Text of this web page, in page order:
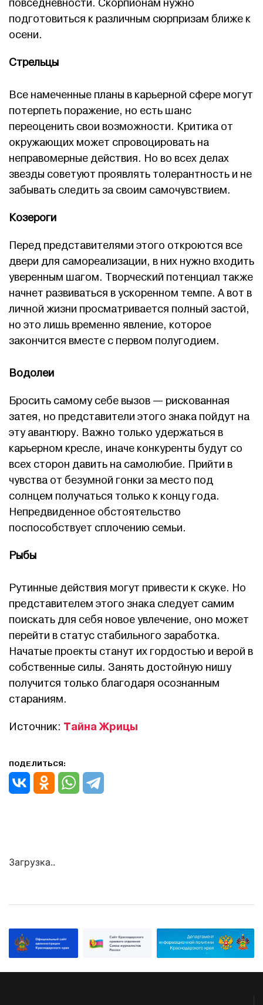
повседневности. Скорпионам нужно
подготовиться к различным сюрпризам ближе к
осени.
Стрельцы
Все намеченные планы в карьерной сфере могут
потерпеть поражение, но есть шанс
переоценить свои возможности. Критика от
окружающих может спровоцировать на
неправомерные действия. Но во всех делах
звезды советуют проявлять толерантность и не
забывать следить за своим самочувствием.
Козероги
Перед представителями этого откроются все
двери для самореализации, в них нужно входить
уверенным шагом. Творческий потенциал также
начнет развиваться в ускоренном темпе. А вот в
личной жизни просматривается полный застой,
но это лишь временно явление, которое
закончится вместе с первом полугодием.
Водолеи
Бросить самому себе вызов — рискованная
затея, но представители этого знака пойдут на
эту авантюру. Важно только удержаться в
карьерном кресле, иначе конкуренты будут со
всех сторон давить на самолюбие. Прийти в
чувства от безумной гонки за место под
солнцем получаться только к концу года.
Непредвиденное обстоятельство
поспособствует сплочению семьи.
Рыбы
Рутинные действия могут привести к скуке. Но
представителем этого знака следует самим
поискать для себя новое увлечение, оно может
перейти в статус стабильного заработка.
Начатые проекты станут их гордостью и верой в
собственные силы. Занять достойную нишу
получится только благодаря осознанным
стараниям.
Источник: Тайна Жрицы
ПОДЕЛИТЬСЯ:
Загрузка..